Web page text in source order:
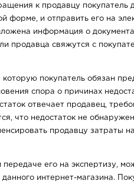
к продавцу покупатель
форме, и отправить его на
информация о
продавца свяжутся с
покупатель обязан
спора о причинах
отвечает продавец,
что недостаток не
продавцу затраты
его на экспертизу,
данного интернет-магазина.